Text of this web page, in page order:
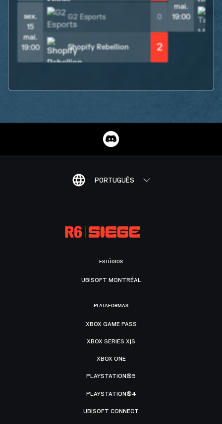
sex.
15
mai.
19:00
G2 Esports 0
Shopify Rebellion 2
mai.
19:00
PORTUGUÊS
ESTÚDIOS
UBISOFT MONTRÉAL
PLATAFORMAS
XBOX GAME PASS
XBOX SERIES X|S
XBOX ONE
PLAYSTATION®5
PLAYSTATION®4
UBISOFT CONNECT